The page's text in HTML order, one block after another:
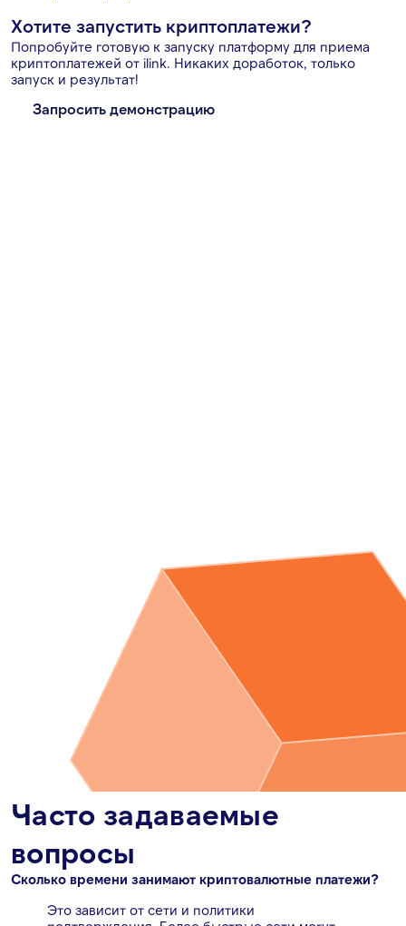
Хотите запустить криптоплатежи?
Попробуйте готовую к запуску платформу для приема
криптоплатежей от ilink. Никаких доработок, только
запуск и результат!
Запросить демонстрацию
Часто задаваемые
вопросы
Сколько времени занимают криптовалютные платежи?
Это зависит от сети и политики